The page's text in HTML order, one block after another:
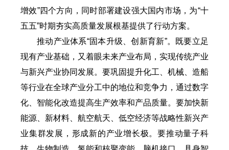
增效”四个方向，同时部署建设强大国内市场，为“十
五五”时期夯实高质量发展根基提供了行动方案。
推动产业体系“固本升级、创新育新”。既要立足
现有产业基础，又着眼未来产业布局，实现传统产业
与新兴产业协同发展。要巩固提升化工、机械、造船
等行业在全球产业分工中的地位和竞争力，通过数字
化、智能化改造提高生产效率和产品质量。要加快新
能源、新材料、航空航天、低空经济等战略性新兴产
业集群发展，形成新的产业增长极。要推动量子科